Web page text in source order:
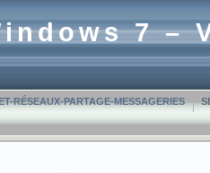
7 –
RÉSEAUX-PARTAGE-MESSAGERIES